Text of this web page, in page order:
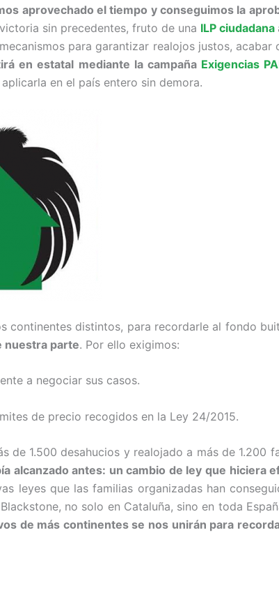
aprovechado el tiempo y conseguimos la
sin precedentes, fruto de una ILP ciudadana
para garantizar realojos justos, acabar
en estatal mediante la campaña Exigencias
en el país entero sin demora.
continentes distintos, para recordarle al fondo
nuestra parte. Por ello exigimos:
a negociar sus casos.
de precio recogidos en la Ley 24/2015.
de 1.500 desahucios y realojado a más de 1.200
alcanzado antes: un cambio de ley que hiciera
leyes que las familias organizadas han
no solo en Cataluña, sino en toda
de más continentes se nos unirán para